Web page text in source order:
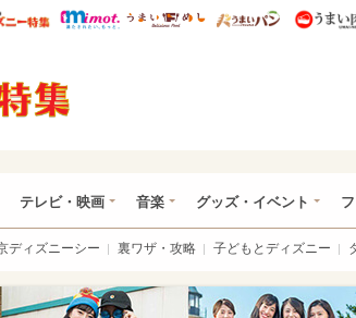
ママ* ウレぴあ総研 ディズニー特集
mimot. うまいめし うまいパ
テレビ・映画 音楽 グッズ・イベント
ディズニーシー 裏ワザ・攻略 子どもとディズニー